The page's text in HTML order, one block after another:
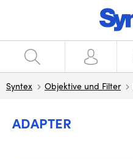
Syntex Objektive und Filter
ADAPTER